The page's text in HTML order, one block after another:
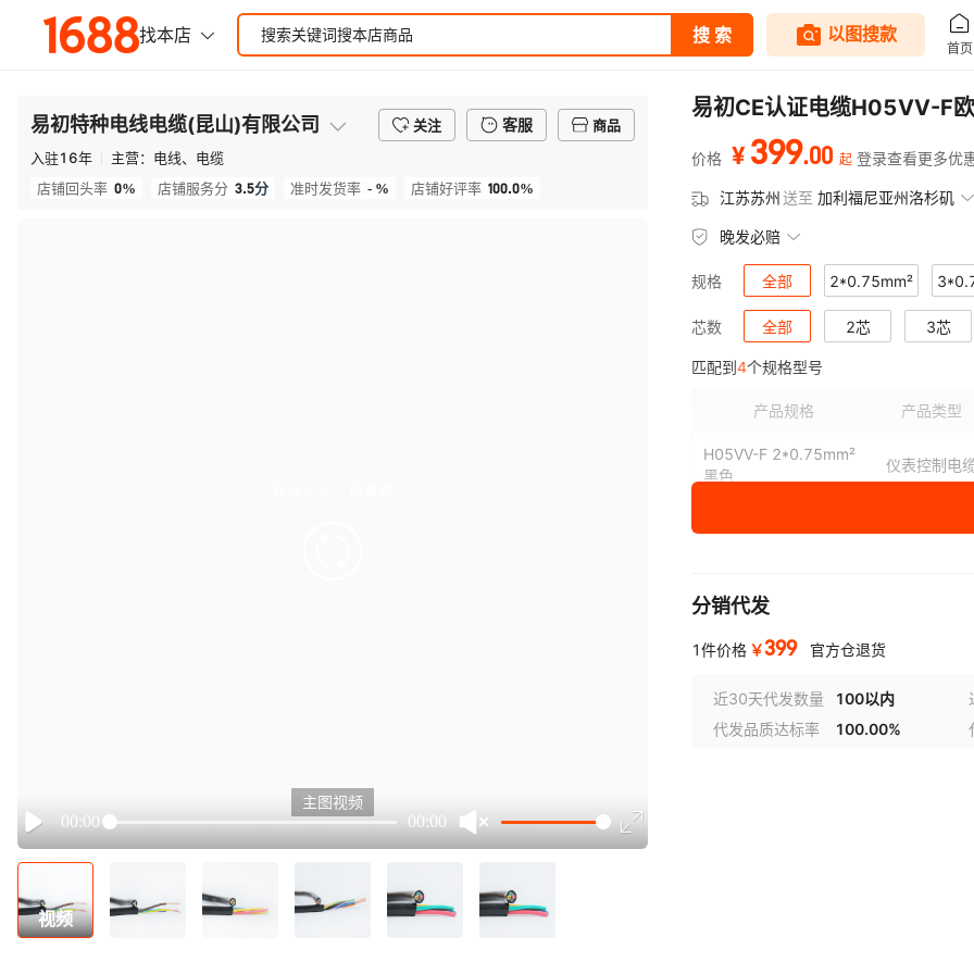
易初特种电线电缆(昆山)有限公司 关注 客服
商品
入驻16年 主营： 电线、电缆
店铺回头率 0% 店铺服务分 3.5分 准时发货率 - % 店铺好评率 100.0%
Play
00:00 00:00
主图视频
视频
易初CE认证电缆H05VV-F
价格 ¥ 399.00 起 登录查看更多优
江苏苏州送至 加利福尼亚州洛杉矶
晚发必赔
规格 全部 2*0.75mm²
芯数 全部 2芯 3芯
匹配到4个规格型号
产品规格 产品类型
H05VV-F 2*0.75mm²
黑色
仪表控制电
仪表控制电
灰色
H05VV-F 4*0.75mm²
分销代发
1件价格 ￥399 官方仓退货
近30天代发数量 100以内
代发品质达标率
100.00%